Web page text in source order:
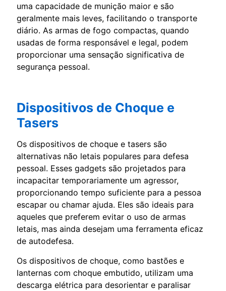
uma capacidade de munição maior e são
geralmente mais leves, facilitando o transporte
diário. As armas de fogo compactas, quando
usadas de forma responsável e legal, podem
proporcionar uma sensação significativa de
segurança pessoal.
Dispositivos de Choque e
Tasers
Os dispositivos de choque e tasers são
alternativas não letais populares para defesa
pessoal. Esses gadgets são projetados para
incapacitar temporariamente um agressor,
proporcionando tempo suficiente para a pessoa
escapar ou chamar ajuda. Eles são ideais para
aqueles que preferem evitar o uso de armas
letais, mas ainda desejam uma ferramenta eficaz
de autodefesa.
Os dispositivos de choque, como bastões e
lanternas com choque embutido, utilizam uma
descarga elétrica para desorientar e paralisar